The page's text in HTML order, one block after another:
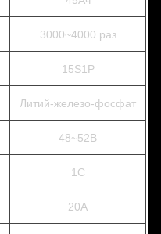
3000~4000 раз
15S1P
Литий-железо-фосфат
48~52В
1C
20А